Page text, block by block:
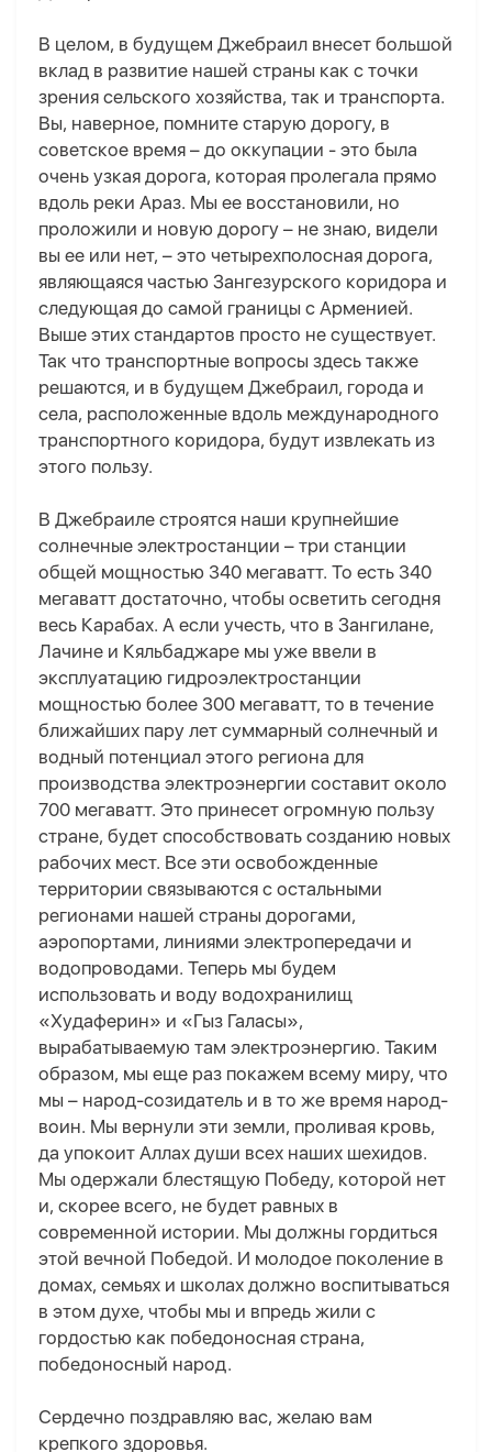
В целом, в будущем Джебраил внесет большой
вклад в развитие нашей страны как с точки
зрения сельского хозяйства, так и транспорта.
Вы, наверное, помните старую дорогу, в
советское время – до оккупации - это была
очень узкая дорога, которая пролегала прямо
вдоль реки Араз. Мы ее восстановили, но
проложили и новую дорогу – не знаю, видели
вы ее или нет, – это четырехполосная дорога,
являющаяся частью Зангезурского коридора и
следующая до самой границы с Арменией.
Выше этих стандартов просто не существует.
Так что транспортные вопросы здесь также
решаются, и в будущем Джебраил, города и
села, расположенные вдоль международного
транспортного коридора, будут извлекать из
этого пользу.
В Джебраиле строятся наши крупнейшие
солнечные электростанции – три станции
общей мощностью 340 мегаватт. То есть 340
мегаватт достаточно, чтобы осветить сегодня
весь Карабах. А если учесть, что в Зангилане,
Лачине и Кяльбаджаре мы уже ввели в
эксплуатацию гидроэлектростанции
мощностью более 300 мегаватт, то в течение
ближайших пару лет суммарный солнечный и
водный потенциал этого региона для
производства электроэнергии составит около
700 мегаватт. Это принесет огромную пользу
стране, будет способствовать созданию новых
рабочих мест. Все эти освобожденные
территории связываются с остальными
регионами нашей страны дорогами,
аэропортами, линиями электропередачи и
водопроводами. Теперь мы будем
использовать и воду водохранилищ
«Худаферин» и «Гыз Галасы»,
вырабатываемую там электроэнергию. Таким
образом, мы еще раз покажем всему миру, что
мы – народ-созидатель и в то же время народ-
воин. Мы вернули эти земли, проливая кровь,
да упокоит Аллах души всех наших шехидов.
Мы одержали блестящую Победу, которой нет
и, скорее всего, не будет равных в
современной истории. Мы должны гордиться
этой вечной Победой. И молодое поколение в
домах, семьях и школах должно воспитываться
в этом духе, чтобы мы и впредь жили с
гордостью как победоносная страна,
победоносный народ.
Сердечно поздравляю вас, желаю вам
крепкого здоровья.